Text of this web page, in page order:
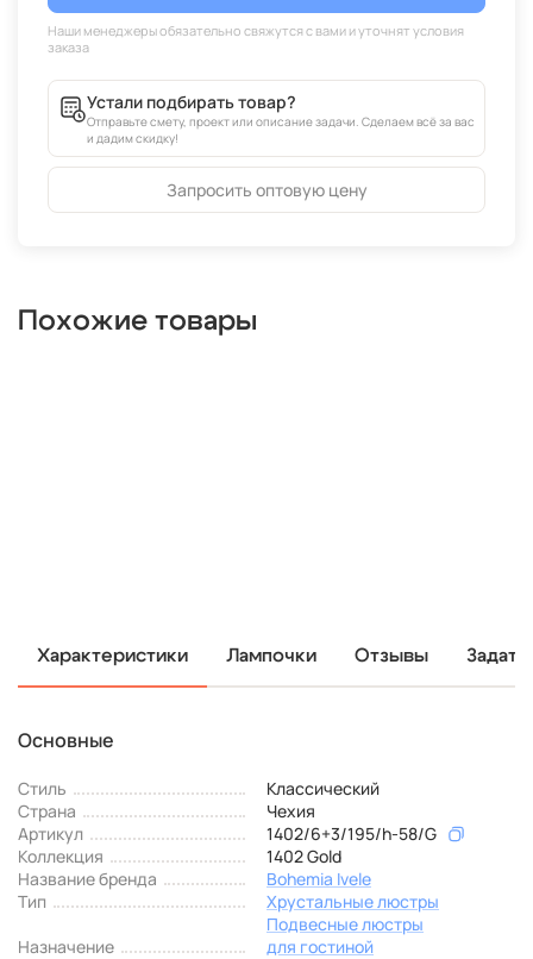
Устали подбирать товар?
Отправьте смету, проект или описание задачи. Сделаем всё за вас
и дадим скидку!
Запросить оптовую цену
Похожие товары
Характеристики Лампочки Отзывы
Основные
Стиль
Классический
Страна
Чехия
Артикул
1402/6+3/195/h-58/G
Коллекция
1402 Gold
Название бренда
Bohemia Ivele
Тип
Хрустальные люстры
Подвесные люстры
Назначение
для гостиной